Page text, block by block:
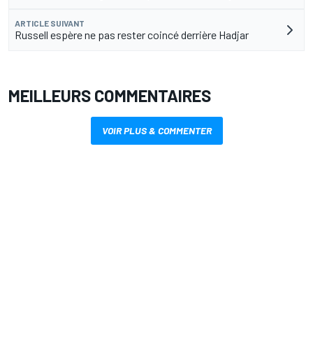
ARTICLE SUIVANT
Russell espère ne pas rester coincé derrière Hadjar
MEILLEURS COMMENTAIRES
VOIR PLUS & COMMENTER